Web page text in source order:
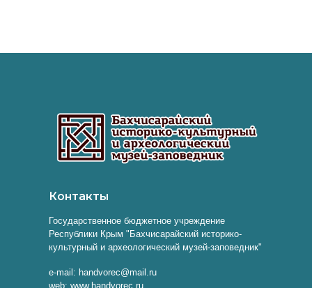
Контакты
Государственное бюджетное учреждение
Республики Крым "Бахчисарайский историко-
культурный и археологический музей-заповедник"
e-mail: handvorec@mail.ru
web: www.handvorec.ru